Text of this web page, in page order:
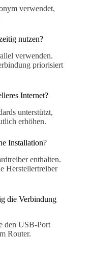
verwendet,
nutzen?
verwenden.
priorisiert
Internet?
unterstützt,
erhöhen.
Installation?
enthalten.
Herstellertreiber
die Verbindung
den USB-Port
Router.